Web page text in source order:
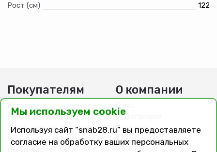
Рост (см)
122
Покупателям
Каталог
Вопросы и ответы
Заказ, оплата, доставка
Подарочные сертификаты
О компании
О нас
Фотогалерея
Вакансии
Договор публичной
оферты
Мы используем cookie
Используя сайт “snab28.ru” вы предоставляете
согласие на обработку ваших персональных